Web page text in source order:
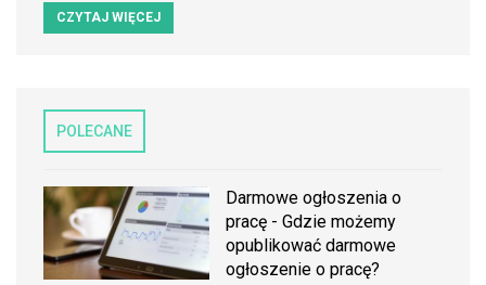
CZYTAJ WIĘCEJ
POLECANE
Darmowe ogłoszenia o
pracę - Gdzie możemy
opublikować darmowe
ogłoszenie o pracę?